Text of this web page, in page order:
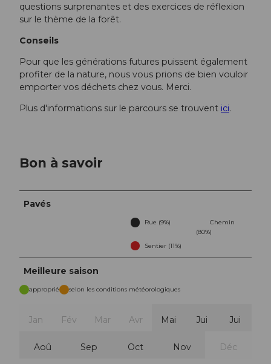
questions surprenantes et des exercices de réflexion
sur le thème de la forêt.
Conseils
Pour que les générations futures puissent également
profiter de la nature, nous vous prions de bien vouloir
emporter vos déchets chez vous. Merci.
Plus d'informations sur le parcours se trouvent ici.
Bon à savoir
Pavés
Rue (9%)
Chemin
(80%)
Sentier (11%)
Meilleure saison
approprié selon les conditions météorologiques
Jan Fév Mar Avr Mai Jui Jui
Aoû Sep Oct Nov Déc